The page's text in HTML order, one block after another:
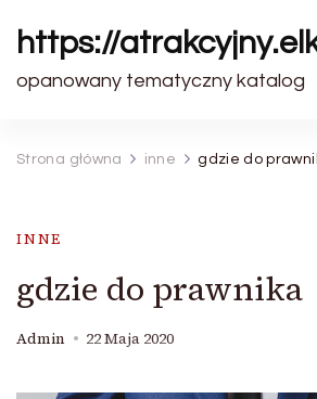
https://
opanowany tematyczny katalog
Strona główna inne gdzie do
INNE
gdzie do prawnika
Admin 22 Maja 2020